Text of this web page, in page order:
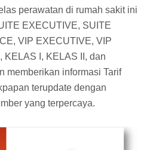
perawatan di rumah sakit ini
EXECUTIVE, SUITE
VIP EXECUTIVE, VIP
KELAS I, KELAS II, dan
memberikan informasi Tarif
terupdate dengan
yang terpercaya.